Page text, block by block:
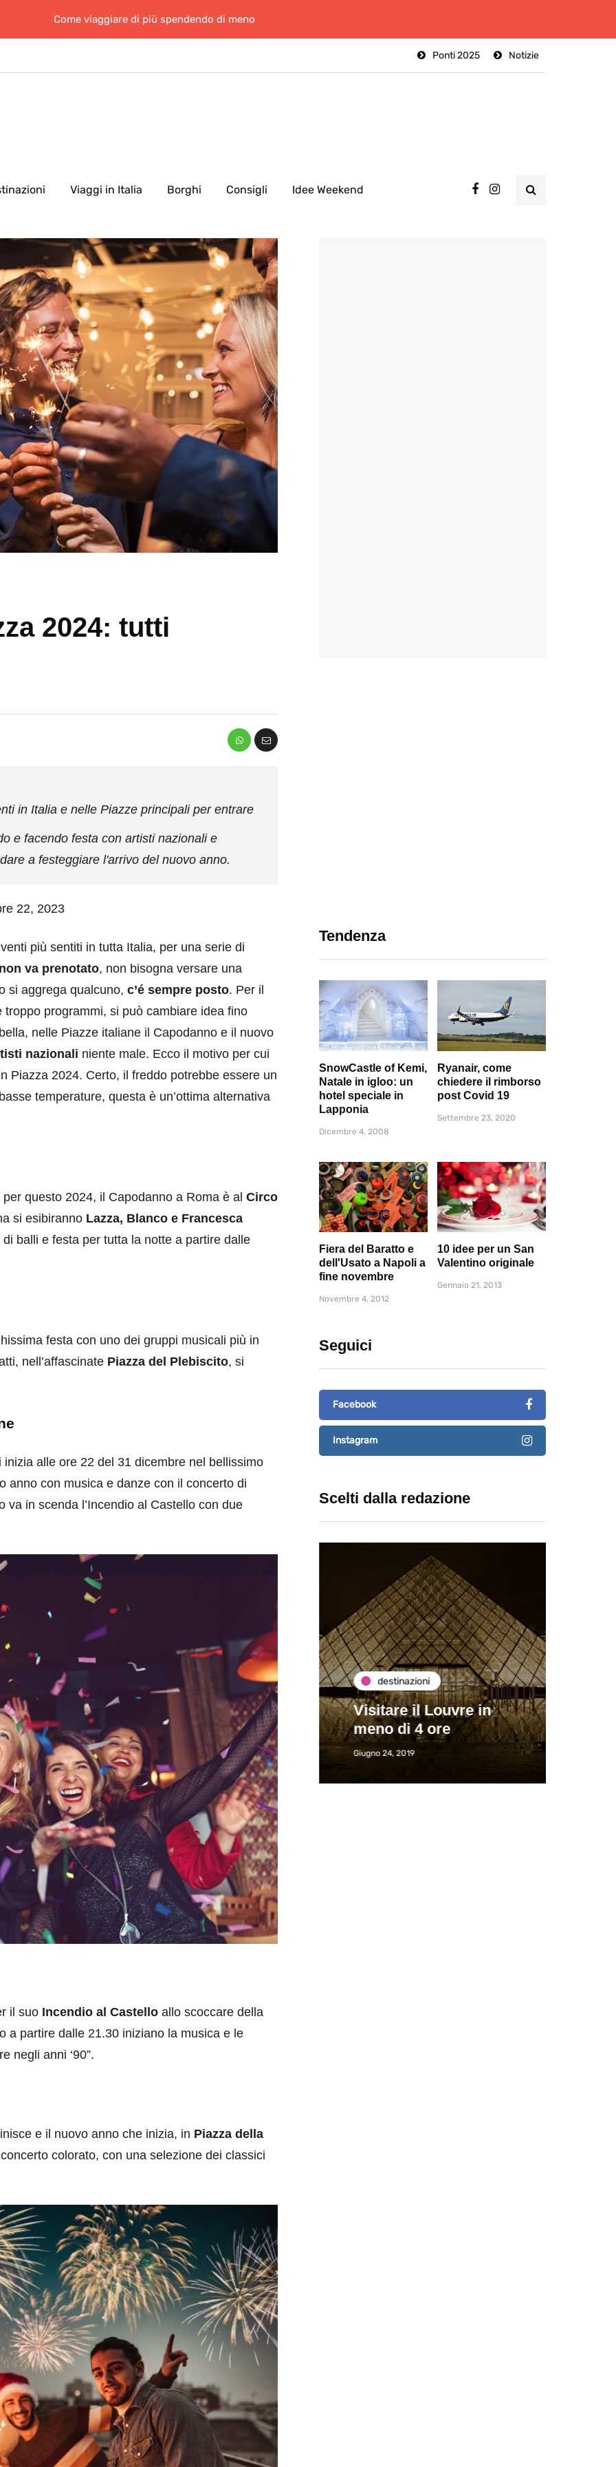
Come viaggiare di più spendendo di meno
Notizie
Ponti 2025
Viaggi in Italia Borghi Consigli Idee Weekend
2024: tutti
in Italia e nelle Piazze principali per entrare
e facendo festa con artisti nazionali e
a festeggiare l'arrivo del nuovo anno.
22, 2023
più sentiti in tutta Italia, per una serie di
non va prenotato, non bisogna versare una
si aggrega qualcuno, c’é sempre posto. Per il
programmi, si può cambiare idea fino
nelle Piazze italiane il Capodanno e il nuovo
nazionali niente male. Ecco il motivo per cui
Piazza 2024. Certo, il freddo potrebbe essere un
temperature, questa è un’ottima alternativa
questo 2024, il Capodanno a Roma è al Circo
si esibiranno Lazza, Blanco e Francesca
balli e festa per tutta la notte a partire dalle
festa con uno dei gruppi musicali più in
nell’affascinate Piazza del Plebiscito, si
alle ore 22 del 31 dicembre nel bellissimo
anno con musica e danze con il concerto di
va in scenda l’Incendio al Castello con due
il suo Incendio al Castello allo scoccare della
a partire dalle 21.30 iniziano la musica e le
negli anni ‘90”.
e il nuovo anno che inizia, in Piazza della
colorato, con una selezione dei classici
Tendenza
SnowCastle of Kemi,
Natale in igloo: un
hotel speciale in
Lapponia
Dicembre 4, 2008
Ryanair, come
chiedere il rimborso
post Covid 19
Settembre 23, 2020
Fiera del Baratto e
dell'Usato a Napoli a
fine novembre
Novembre 4, 2012
10 idee per un San
Valentino originale
Gennaio 21, 2013
Seguici
Facebook
Instagram
Scelti dalla redazione
di
Eventi di aprile 2026 a
Rimini e dintorni
Marzo 31, 2026
destinazioni
Visitare il Louvre in
meno di 4 ore
Giugno 24, 2019